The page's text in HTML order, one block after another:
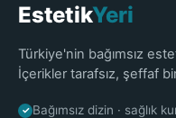
EstetikYeri
Türkiye'nin bağımsız
İçerikler tarafsız, şeffaf
✓ Bağımsız dizin · sağlık